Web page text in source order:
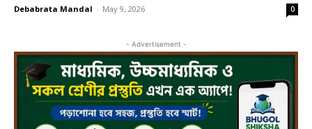
Debabrata Mandal - May 9, 2026 0
- Advertisement -